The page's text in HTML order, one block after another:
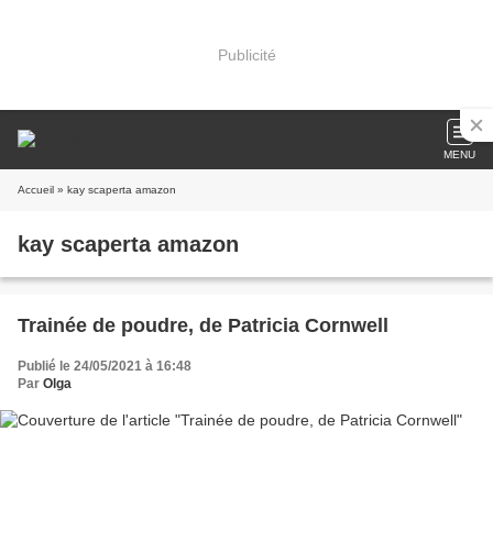
Publicité
MENU
Accueil » kay scaperta amazon
kay scaperta amazon
Trainée de poudre, de Patricia Cornwell
Publié le 24/05/2021 à 16:48
Par Olga